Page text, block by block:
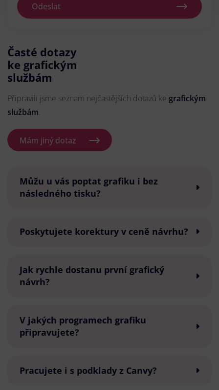
Odeslat
Časté dotazy
ke grafickým
službám
Připravili jsme seznam nejčastějších dotazů ke grafickým
službám.
Mám jiný dotaz
Můžu u vás poptat grafiku i bez
následného tisku?
Poskytujete korektury v ceně návrhu?
Jak rychle dostanu první grafický
návrh?
V jakých programech grafiku
připravujete?
Pracujete i s podklady z Canvy?